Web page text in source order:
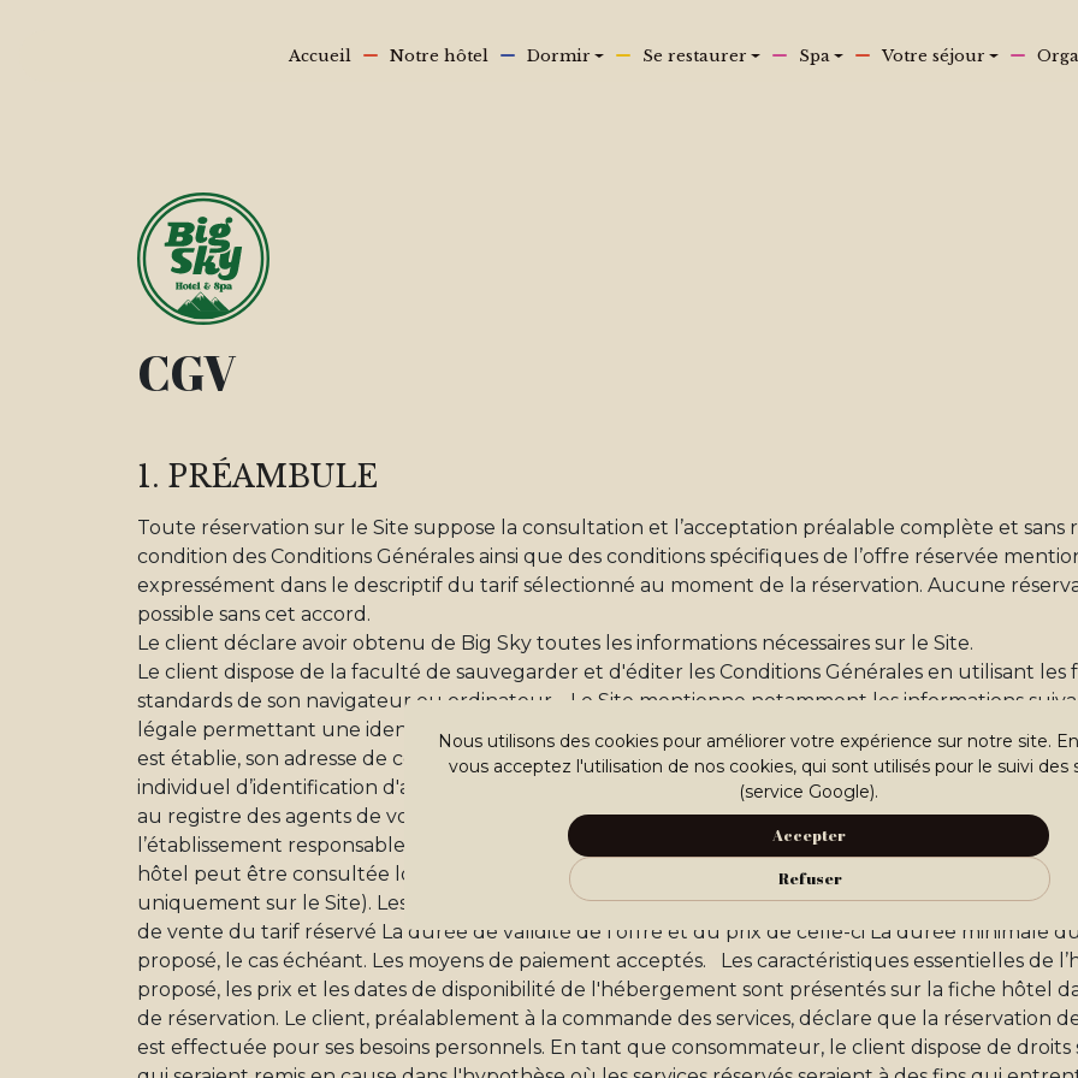
Main navigation
Accueil Notre hôtel Dormir Se restaurer Spa Votre séjour
CGV
1. PRÉAMBULE
Toute réservation sur le Site suppose la consultation et l’acceptation préalable complète et sans
condition des Conditions Générales ainsi que des conditions spécifiques de l’offre réservée
expressément dans le descriptif du tarif sélectionné au moment de la réservation. Aucune
possible sans cet accord.
Le client déclare avoir obtenu de Big Sky toutes les informations nécessaires sur le Site.
Le client dispose de la faculté de sauvegarder et d'éditer les Conditions Générales en utilisant les
standards de son navigateur ou ordinateur. Le Site mentionne notamment les informations
légale permettant une identification précise de la société Big Sky et indiquant sa raison sociale,
est établie, son adresse de courrier électronique, son numéro de téléphone, son siège social, son
individuel d’identification d'assujettissement à la taxe sur la valeur ajoutée, les références relatives
au registre des agents de voyage et autres opérateurs de séjour et, si elle est différente, l’adresse
l’établissement responsable de l’offre. Les caractéristiques essentielles des hébergements
hôtel peut être consultée lors de la réservation). Les prestations complémentaires proposées
uniquement sur le Site). Les prix Les modalités de paiement Les conditions générales de vente et
de vente du tarif réservé La durée de validité de l'offre et du prix de celle-ci La durée minimale
proposé, le cas échéant. Les moyens de paiement acceptés. Les caractéristiques essentielles de
proposé, les prix et les dates de disponibilité de l'hébergement sont présentés sur la fiche hôtel
de réservation. Le client, préalablement à la commande des services, déclare que la réservation
est effectuée pour ses besoins personnels. En tant que consommateur, le client dispose de droits
Nous utilisons des cookies pour améliorer votre expérience sur notre site.
vous acceptez l'utilisation de nos cookies, qui sont utilisés pour le suivi des
(service Google).
Accepter
Refuser